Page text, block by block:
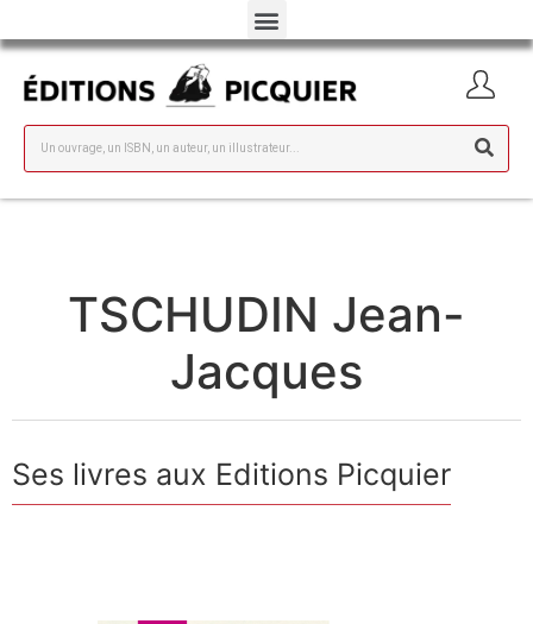
TSCHUDIN Jean-
Jacques
Ses livres aux Editions Picquier